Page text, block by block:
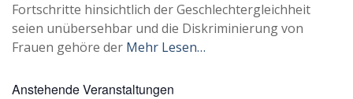
Fortschritte hinsichtlich der Geschlechtergleichheit
seien unübersehbar und die Diskriminierung von
Frauen gehöre der Mehr Lesen…
Anstehende Veranstaltungen